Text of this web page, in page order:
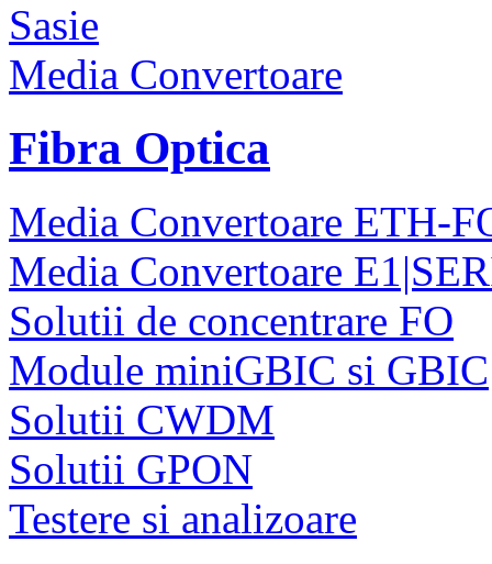
Sasie
Media Convertoare
Fibra Optica
Media Convertoare ETH-
Media Convertoare
Solutii de concentrare FO
Module miniGBIC si GBIC
Solutii CWDM
Solutii GPON
Testere si analizoare